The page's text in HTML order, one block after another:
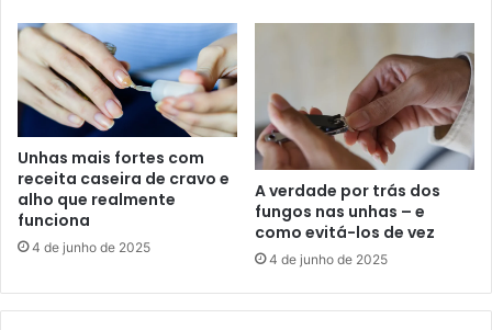
Unhas mais fortes com
receita caseira de cravo e
alho que realmente
funciona
4 de junho de 2025
A verdade por trás dos
fungos nas unhas – e
como evitá-los de vez
4 de junho de 2025